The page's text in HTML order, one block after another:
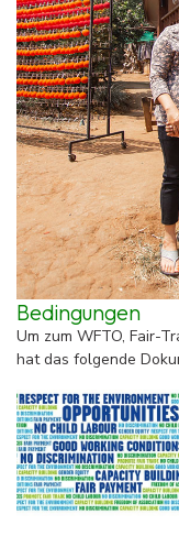
Bedingungen
Um zum WFTO, Fair-
hat das folgende